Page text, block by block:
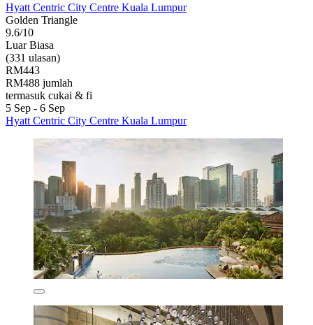
Hyatt Centric City Centre Kuala Lumpur
Golden Triangle
9.6/10
Luar Biasa
(331 ulasan)
RM443
RM488 jumlah
termasuk cukai & fi
5 Sep - 6 Sep
Hyatt Centric City Centre Kuala Lumpur